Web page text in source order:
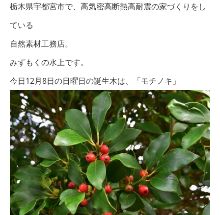
栃木県宇都宮市で、高気密高断熱高耐震の家づくりをし
ている
自然素材工務店。
みずもくの水上です。
今日12月8日の日曜日の誕生木は、「モチノキ」